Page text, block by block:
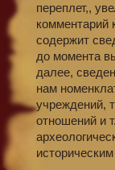
переплет,,
комментарий
содержит
до момента
далее,
нам
учреждений,
отношений и